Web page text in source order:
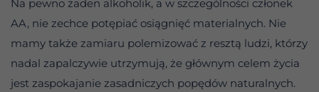
Na pewno żaden alkoholik, a w szczególności członek
AA, nie zechce potępiać osiągnięć materialnych. Nie
mamy także zamiaru polemizować z resztą ludzi, którzy
nadal zapalczywie utrzymują, że głównym celem życia
jest zaspokajanie zasadniczych popędów naturalnych.